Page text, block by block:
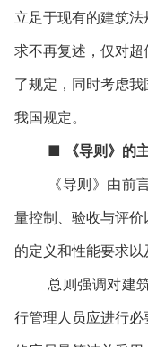
立足于现有的建筑
求不再复述，仅对
了规定，同时考虑
我国规定。
■
《导则》的
《导则》由前
量控制、验收与评
的定义和性能要求以
总则强调对建
行管理人员应进行